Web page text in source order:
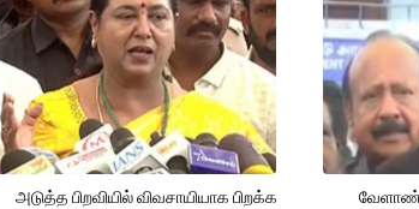
அடுத்த பிறவியில் விவசாயியாக பிறக்க
வேளாண்